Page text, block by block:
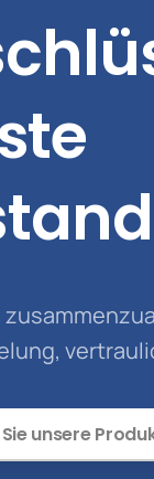
unsere